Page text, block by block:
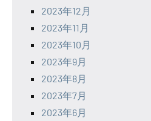
2023年12月
2023年11月
2023年10月
2023年9月
2023年8月
2023年7月
2023年6月